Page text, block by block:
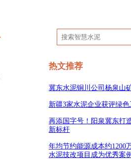
搜
索
热文推荐
冀东水泥铜川公司杨泉山
新疆3家水泥企业获评绿
再添国字号！阳泉冀东打
新标杆
年均节约能源成本约1200
水泥技改项目成为优秀案